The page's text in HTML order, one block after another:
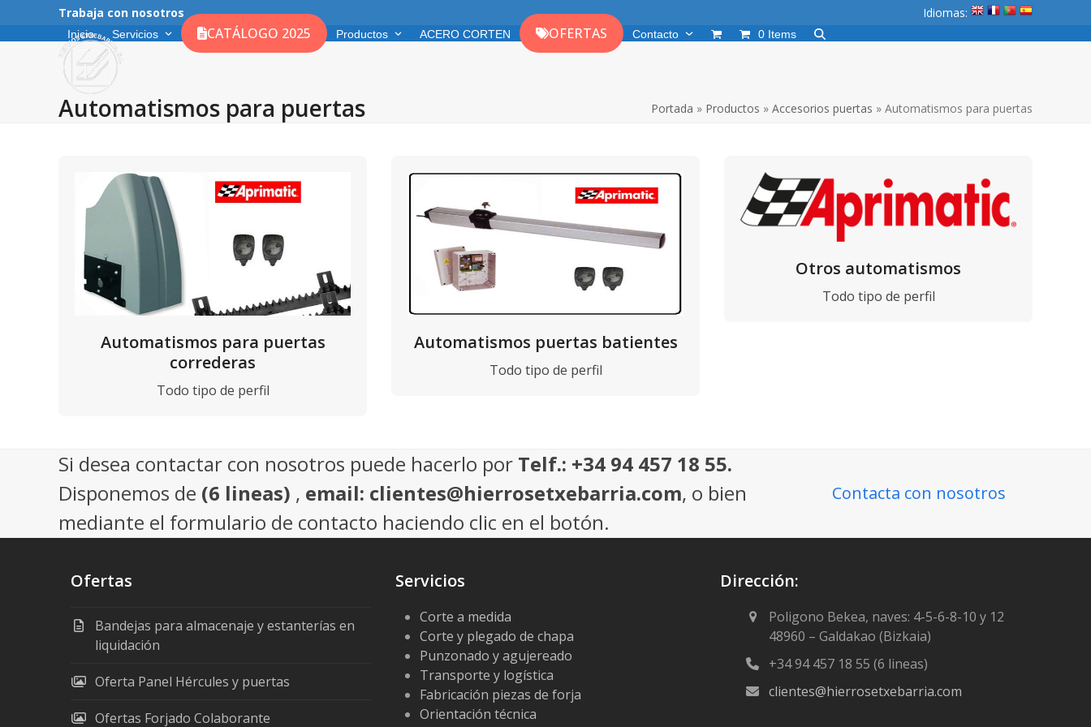
Trabaja con nosotros Idiomas:
Inicio Servicios CATÁLOGO 2025 Productos ACERO CORTEN OFERTAS Contacto 0 Items
Automatismos para puertas Portada » Productos » Accesorios puertas » Automatismos para puertas
Automatismos para puertas
correderas
Todo tipo de perfil
Automatismos puertas batientes
Todo tipo de perfil
Otros automatismos
Todo tipo de perfil
Si desea contactar con nosotros puede hacerlo por Telf.: +34 94 457 18 55.
Disponemos de (6 lineas) , email: clientes@hierrosetxebarria.com, o bien
mediante el formulario de contacto haciendo clic en el botón.
Contacta con nosotros
Ofertas
Bandejas para almacenaje y estanterías en
liquidación
Oferta Panel Hércules y puertas
Ofertas Forjado Colaborante
Servicios
Corte a medida
Corte y plegado de chapa
Punzonado y agujereado
Transporte y logística
Fabricación piezas de forja
Orientación técnica
Dirección:
Poligono Bekea, naves: 4-5-6-8-10 y 12
48960 – Galdakao (Bizkaia)
+34 94 457 18 55 (6 lineas)
clientes@hierrosetxebarria.com